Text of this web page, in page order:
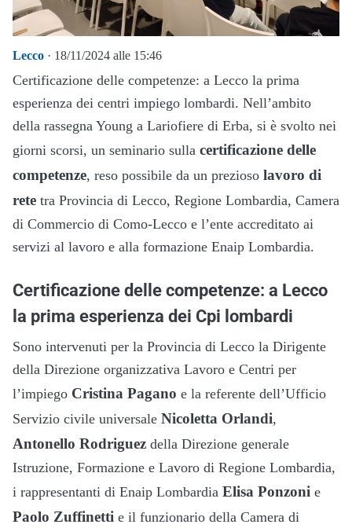
Lecco · 18/11/2024 alle 15:46
Certificazione delle competenze: a Lecco la prima
esperienza dei centri impiego lombardi. Nell’ambito
della rassegna Young a Lariofiere di Erba, si è svolto nei
giorni scorsi, un seminario sulla certificazione delle
competenze, reso possibile da un prezioso lavoro di
rete tra Provincia di Lecco, Regione Lombardia, Camera
di Commercio di Como-Lecco e l’ente accreditato ai
servizi al lavoro e alla formazione Enaip Lombardia.
Certificazione delle competenze: a Lecco
la prima esperienza dei Cpi lombardi
Sono intervenuti per la Provincia di Lecco la Dirigente
della Direzione organizzativa Lavoro e Centri per
l’impiego Cristina Pagano e la referente dell’Ufficio
Servizio civile universale Nicoletta Orlandi,
Antonello Rodriguez della Direzione generale
Istruzione, Formazione e Lavoro di Regione Lombardia,
i rappresentanti di Enaip Lombardia Elisa Ponzoni e
Paolo Zuffinetti e il funzionario della Camera di